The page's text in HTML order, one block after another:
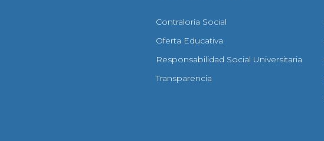
Contraloría Social
Oferta Educativa
Responsabilidad Social Universitaria
Transparencia